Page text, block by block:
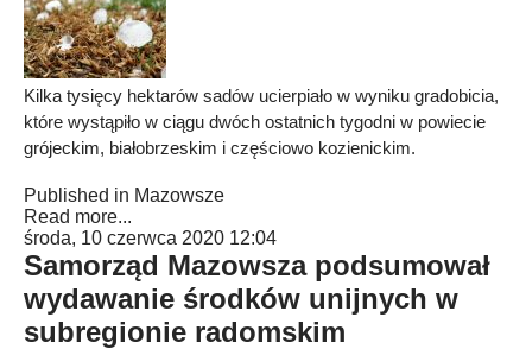
Kilka tysięcy hektarów sadów ucierpiało w wyniku gradobicia,
które wystąpiło w ciągu dwóch ostatnich tygodni w powiecie
grójeckim, białobrzeskim i częściowo kozienickim.
Published in Mazowsze
Read more...
środa, 10 czerwca 2020 12:04
Samorząd Mazowsza podsumował
wydawanie środków unijnych w
subregionie radomskim